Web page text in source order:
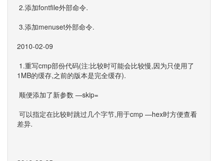
2.添加fontfile外部命令.
3.添加menuset外部命令.
2010-02-09
1.重写cmp部份代码(注:比较时可能会比较慢,因为只使用了
1MB的缓存,之前的版本是完全缓存).
顺便添加了新参数 —skip=
可以指定在比较时跳过几个字节,用于cmp —hex时方便查看
差异.